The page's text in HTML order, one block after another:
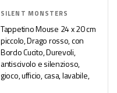
SILENT MONSTERS
Tappetino Mouse 24 x 20 cm
piccolo, Drago rosso, con
Bordo Cucito, Durevoli,
antiscivolo e silenzioso,
gioco, ufficio, casa, lavabile,